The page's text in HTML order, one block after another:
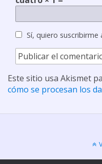
Sí, quiero suscribirme
Este sitio usa Akismet
cómo se procesan los